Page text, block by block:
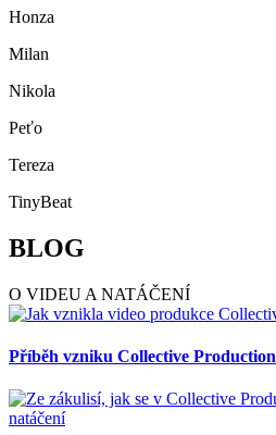
Honza
Milan
Nikola
Peťo
Tereza
TinyBeat
BLOG
O VIDEU A NATÁČENÍ
Příběh vzniku Collective Production